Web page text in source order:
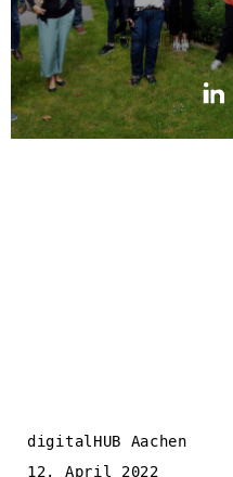
digitalHUB Aachen
12. April 2022